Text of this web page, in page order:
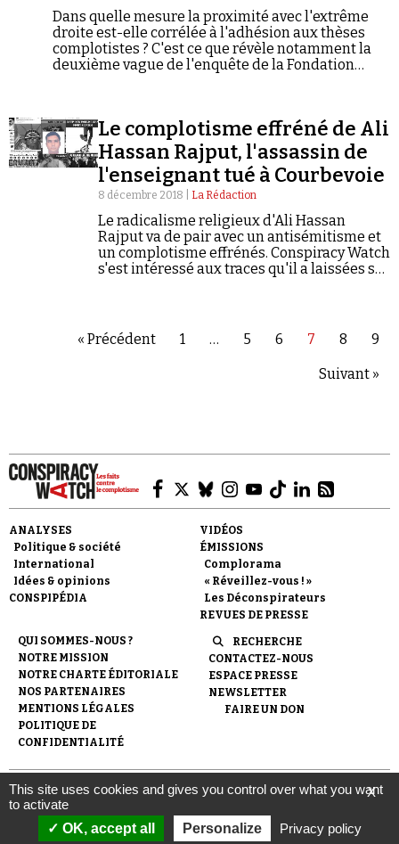
Dans quelle mesure la proximité avec l'extrême
droite est-elle corrélée à l'adhésion aux thèses
complotistes ? C'est ce que révèle notamment la
deuxième vague de l'enquête de la Fondation
négationnisme et de l'extrême droite, analyse
pour ce quatrième volet de l'enquête la porosité
entre les deux courants.
Le complotisme effréné de Ali
Hassan Rajput, l'assassin de
l'enseignant tué à Courbevoie
8 décembre 2018 | La Rédaction
Le radicalisme religieux d'Ali Hassan
Rajput va de pair avec un antisémitisme et
un complotisme effrénés. Conspiracy Watch
s'est intéressé aux traces qu'il a laissées sur
« Précédent 1 … 5 6 7 8 9
Suivant »
ANALYSES
Politique & société
International
Idées & opinions
CONSPIPÉDIA
VIDÉOS
ÉMISSIONS
Complorama
« Réveillez-vous ! »
Les Déconspirateurs
REVUES DE PRESSE
QUI SOMMES-NOUS ?
NOTRE MISSION
NOTRE CHARTE ÉDITORIALE
NOS PARTENAIRES
MENTIONS LÉGALES
POLITIQUE DE
CONFIDENTIALITÉ
RECHERCHE
CONTACTEZ-NOUS
ESPACE PRESSE
NEWSLETTER
FAIRE UN DON
© 2007-2026Conspiracy Watch| Une réalisation de
l'Observatoire du conspirationnisme (association loi de 1901) avec
le soutien de la Fondation pour la Mémoire de la Shoah.
X
This site uses cookies and gives you control over what you want
to activate
OK, accept all
Personalize Privacy policy